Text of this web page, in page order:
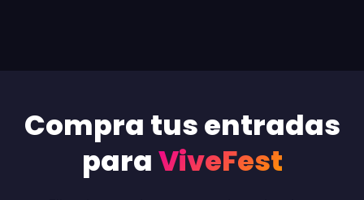
Compra tus entradas
paraViveFest